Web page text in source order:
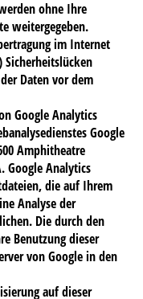
ohne Ihre
weitergegeben.
im Internet
Daten vor dem
Google Analytics
Google
Amphitheatre
Google Analytics
die auf Ihrem
Analyse der
Die durch den
Benutzung dieser
von Google in den
auf dieser